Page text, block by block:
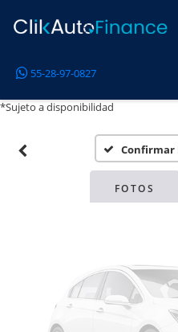
55-28-97-0827
*Sujeto a disponibilidad
Confirmar
FOTOS
Por